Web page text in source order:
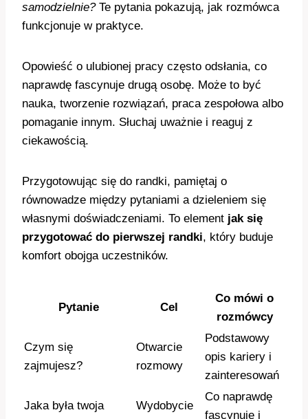
samodzielnie?Te pytania pokazują, jak rozmówca
funkcjonuje w praktyce.
Opowieść o ulubionej pracy często odsłania, co
naprawdę fascynuje drugą osobę. Może to być
nauka, tworzenie rozwiązań, praca zespołowa albo
pomaganie innym. Słuchaj uważnie i reaguj z
ciekawością.
Przygotowując się do randki, pamiętaj o
równowadze między pytaniami a dzieleniem się
własnymi doświadczeniami. To element jak się
przygotować do pierwszej randki, który buduje
komfort obojga uczestników.
Pytanie Cel
Co mówi o
rozmówcy
Czym się
zajmujesz?
Otwarcie
rozmowy
Podstawowy
opis kariery i
zainteresowań
Jaka była twoja
Wydobycie
Co naprawdę
fascynuje i